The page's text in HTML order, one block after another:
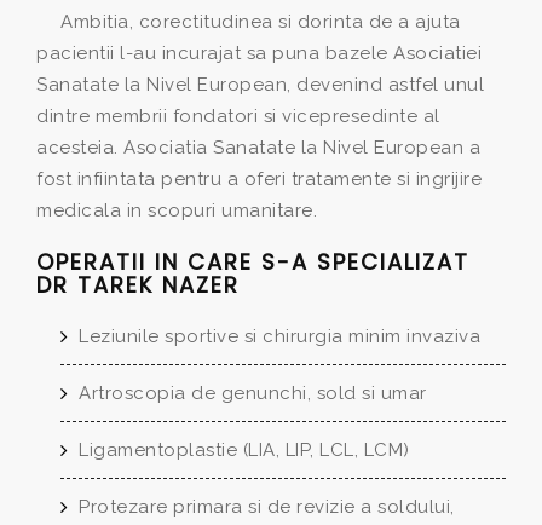
Ambitia, corectitudinea si dorinta de a ajuta
pacientii l-au incurajat sa puna bazele Asociatiei
Sanatate la Nivel European, devenind astfel unul
dintre membrii fondatori si vicepresedinte al
acesteia. Asociatia Sanatate la Nivel European a
fost infiintata pentru a oferi tratamente si ingrijire
medicala in scopuri umanitare.
OPERATII IN CARE S-A SPECIALIZAT
DR TAREK NAZER
Leziunile sportive si chirurgia minim invaziva
Artroscopia de genunchi, sold si umar
Ligamentoplastie (LIA, LIP, LCL, LCM)
Protezare primara si de revizie a soldului,